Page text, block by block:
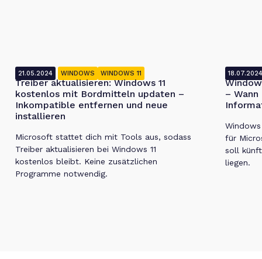
21.05.2024 WINDOWS WINDOWS 11
Treiber aktualisieren: Windows 11
kostenlos mit Bordmitteln updaten –
Inkompatible entfernen und neue
installieren
Microsoft stattet dich mit Tools aus, sodass
Treiber aktualisieren bei Windows 11
kostenlos bleibt. Keine zusätzlichen
Programme notwendig.
–
für
soll
liegen.